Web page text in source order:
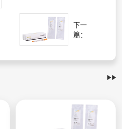
下一
篇：